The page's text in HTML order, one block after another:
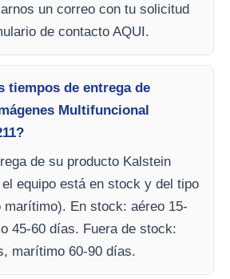
un correo con tu solicitud
de contacto AQUI.
tiempos de entrega de
Multifuncional
de su producto Kalstein
equipo está en stock y del tipo
marítimo). En stock: aéreo 15-
45-60 días. Fuera de stock:
marítimo 60-90 días.